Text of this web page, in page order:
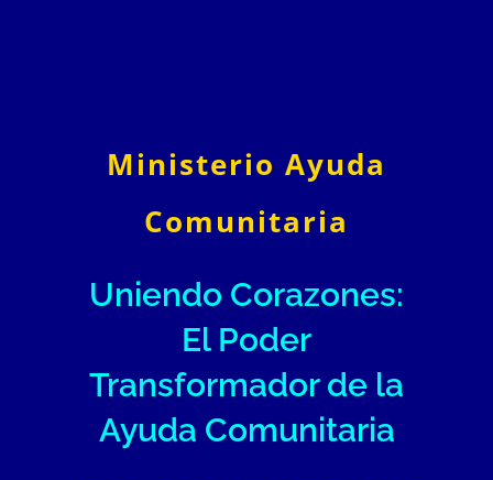
Ministerio Ayuda
Comunitaria
Uniendo Corazones:
El Poder
Transformador de la
Ayuda Comunitaria